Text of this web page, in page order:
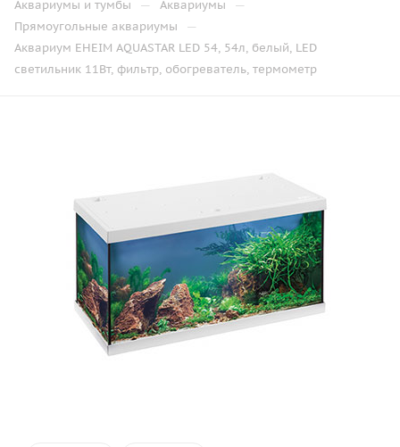
Аквариумы и тумбы — Аквариумы —
Прямоугольные аквариумы —
Аквариум EHEIM AQUASTAR LED 54, 54л, белый, LED
светильник 11Вт, фильтр, обогреватель, термометр